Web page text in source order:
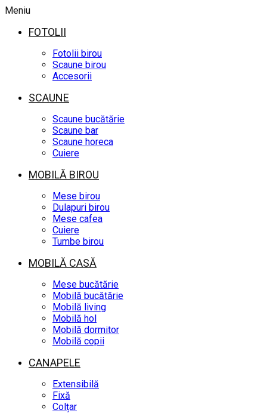
Meniu
FOTOLII
Fotolii birou
Scaune birou
Accesorii
SCAUNE
Scaune bucătărie
Scaune bar
Scaune horeca
Cuiere
MOBILĂ BIROU
Mese birou
Dulapuri birou
Mese cafea
Cuiere
Tumbe birou
MOBILĂ CASĂ
Mese bucătărie
Mobilă bucătărie
Mobilă living
Mobilă hol
Mobilă dormitor
Mobilă copii
CANAPELE
Extensibilă
Fixă
Colțar